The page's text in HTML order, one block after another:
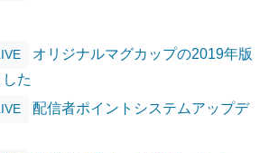
オリジナルマグカップの2019年版
た
配信者ポイントシステムアップデ